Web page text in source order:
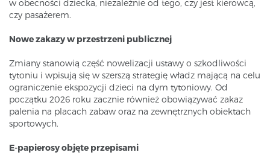
w obecności dziecka, niezależnie od tego, czy jest kierowcą,
czy pasażerem.
Nowe zakazy w przestrzeni publicznej
Zmiany stanowią część nowelizacji ustawy o szkodliwości
tytoniu i wpisują się w szerszą strategię władz mającą na celu
ograniczenie ekspozycji dzieci na dym tytoniowy. Od
początku 2026 roku zacznie również obowiązywać zakaz
palenia na placach zabaw oraz na zewnętrznych obiektach
sportowych.
E-papierosy objęte przepisami